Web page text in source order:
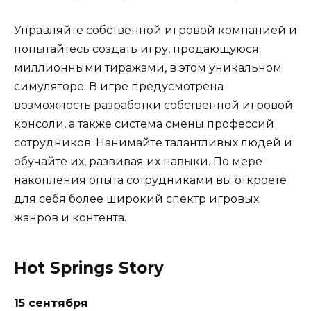
Управляйте собственной игровой компанией и
попытайтесь создать игру, продающуюся
миллионными тиражами, в этом уникальном
симуляторе. В игре предусмотрена
возможность разработки собственной игровой
консоли, а также система смены профессий
сотрудников. Нанимайте талантливых людей и
обучайте их, развивая их навыки. По мере
накопления опыта сотрудниками вы откроете
для себя более широкий спектр игровых
жанров и контента.
Hot Springs Story
15 сентября